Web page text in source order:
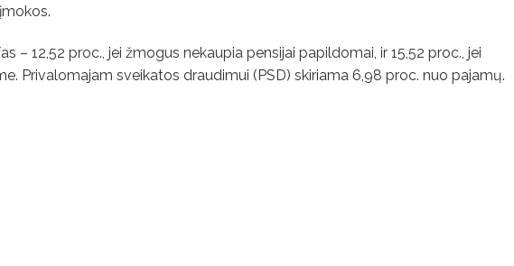
– 12,52 proc., jei žmogus nekaupia pensijai papildomai, ir 15,52 proc., jei
Privalomajam sveikatos draudimui (PSD) skiriama 6,98 proc. nuo pajamų.